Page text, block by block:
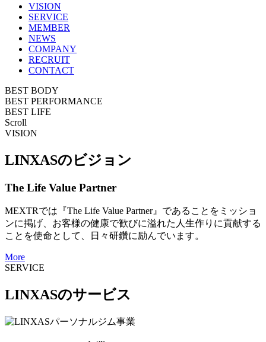
VISION
SERVICE
MEMBER
NEWS
COMPANY
RECRUIT
CONTACT
BEST BODY
BEST PERFORMANCE
BEST LIFE
Scroll
VISION
LINXASのビジョン
The Life Value Partner
MEXTRでは『The Life Value Partner』であることをミッショ
ンに掲げ、お客様の健康で歓びに溢れた人生作りに貢献する
ことを使命として、日々研鑽に励んでいます。
More
SERVICE
LINXASのサービス